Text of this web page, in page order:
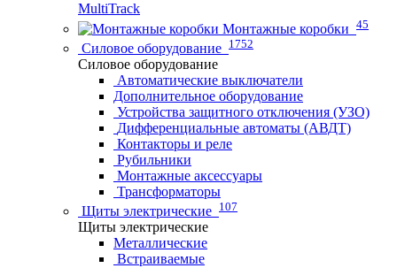
MultiTrack
Монтажные коробки 45
Силовое оборудование 1752
Силовое оборудование
Автоматические выключатели
Дополнительное оборудование
Устройства защитного отключения (УЗО)
Дифференциальные автоматы (АВДТ)
Контакторы и реле
Рубильники
Монтажные аксессуары
Трансформаторы
Щиты электрические 107
Щиты электрические
Металлические
Встраиваемые